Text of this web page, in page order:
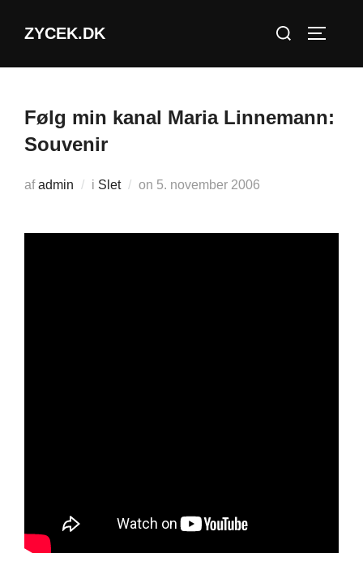
ZYCEK.DK
Søg
Følg min kanal Maria Linnemann:
Souvenir
afadmin i Slet on Udgivet
5. november 2006